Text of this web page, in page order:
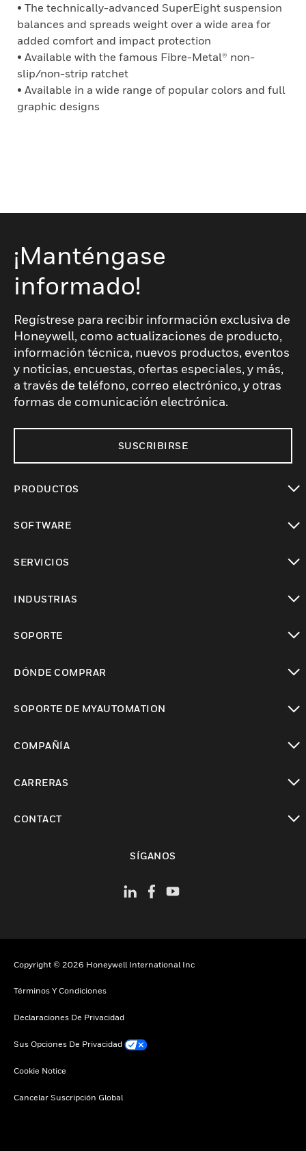
• The technically-advanced SuperEight suspension
balances and spreads weight over a wide area for
added comfort and impact protection
• Available with the famous Fibre-Metal® non-
slip/non-strip ratchet
• Available in a wide range of popular colors and full
graphic designs
¡Manténgase
informado!
Regístrese para recibir información exclusiva de
Honeywell, como actualizaciones de producto,
información técnica, nuevos productos, eventos
y noticias, encuestas, ofertas especiales, y más,
a través de teléfono, correo electrónico, y otras
formas de comunicación electrónica.
SUSCRIBIRSE
PRODUCTOS
SOFTWARE
SERVICIOS
INDUSTRIAS
SOPORTE
DÓNDE COMPRAR
SOPORTE DE MYAUTOMATION
COMPAÑÍA
CARRERAS
CONTACT
SÍGANOS
Copyright © 2026 Honeywell International Inc
Términos Y Condiciones
Declaraciones De Privacidad
Sus Opciones De Privacidad
Cookie Notice
Cancelar Suscripción Global